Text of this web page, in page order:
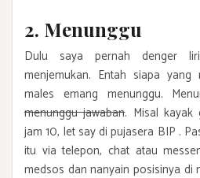
2. Menunggu
Dulu saya pernah denger
menjemukan. Entah siapa
males emang menunggu.
menunggu jawaban. Misal kayak
jam 10, let say di pujasera BIP .
itu via telepon, chat atau
medsos dan nanyain posisinya di